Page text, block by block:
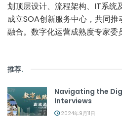
划顶层设计、流程架构、IT系统
成立SOA创新服务中心，共同
融合。数字化运营成熟度专家委
推荐.
Navigating the
Interviews
2024年9月11日